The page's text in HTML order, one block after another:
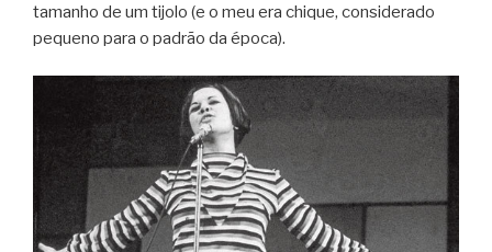
tamanho de um tijolo (e o meu era chique, considerado
pequeno para o padrão da época).